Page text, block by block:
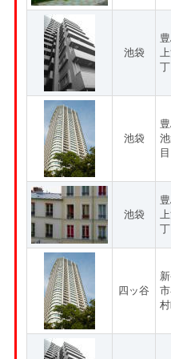
池袋
池袋
目
池袋
四ッ谷